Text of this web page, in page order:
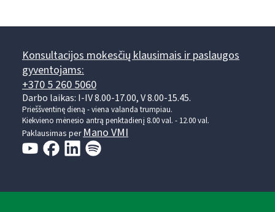
Konsultacijos mokesčių klausimais ir paslaugos
gyventojams:
+370 5 260 5060
Darbo laikas: I-IV 8.00-17.00, V 8.00-15.45.
Prieššventinę dieną - viena valanda trumpiau.
Kiekvieno mėnesio antrą penktadienį 8.00 val. - 12.00 val.
Paklausimas perMano VMI